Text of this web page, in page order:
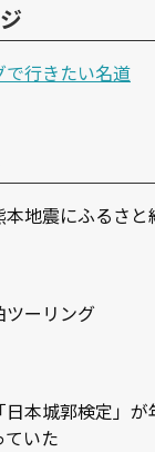
で行きたい名道
本地震にふるさと
ツーリング
「日本城郭検定」
ていた